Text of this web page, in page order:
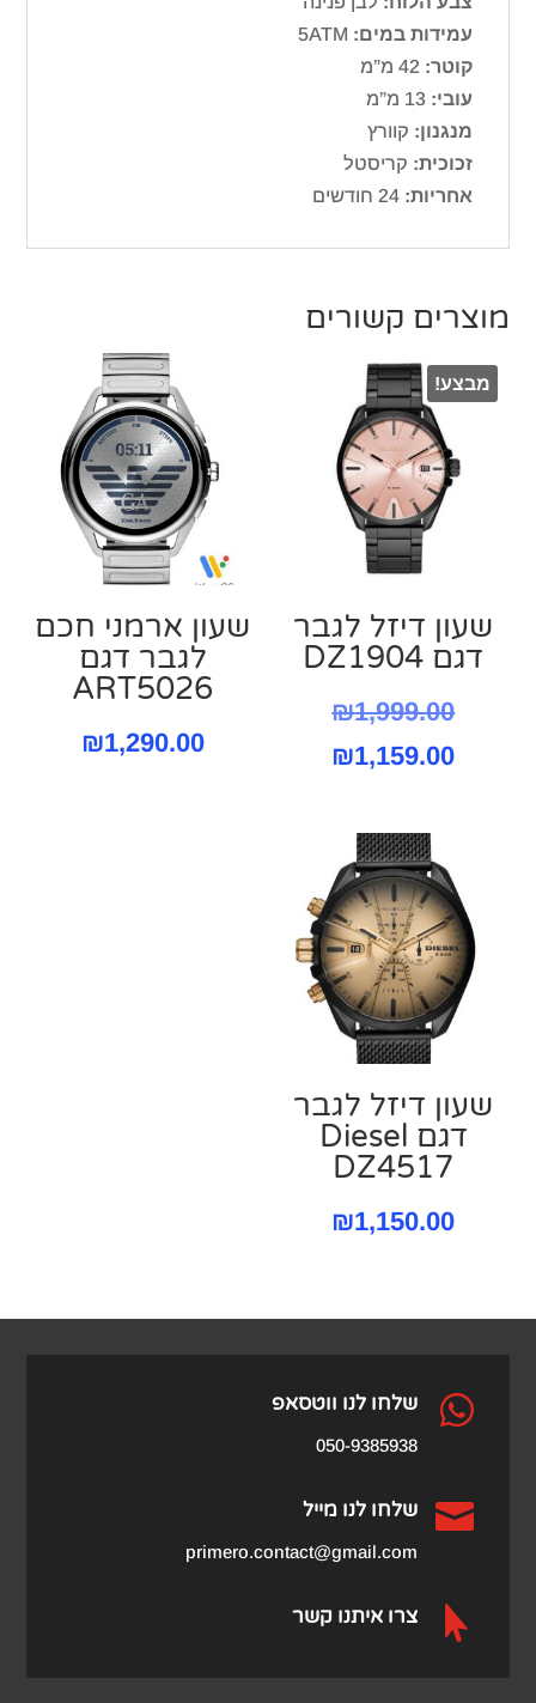
עמידות במים:
קוטר:
עובי:
מנגנון: קוורץ
זכוכית: קריסטל
אחריות: 24 חודשים
מוצרים קשורים
מבצע!
שעון דיזל לגבר
דגם DZ1904
₪1,999.00
המחיר
₪1,159.00
₪1,159.00.
שעון ארמני חכם
לגבר דגם
ART5026
₪1,290.00
שעון דיזל לגבר
דגם Diesel
DZ4517
₪1,150.00
 שלחו לנו ווטסאפ
050-9385938
 שלחו לנו מייל
primero.contact@gmail.com
 צרו איתנו קשר